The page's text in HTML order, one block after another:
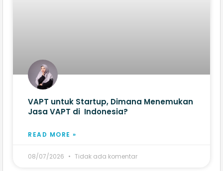
VAPT untuk Startup, Dimana Menemukan
Jasa VAPT di Indonesia?
READ MORE »
08/07/2026 Tidak ada komentar